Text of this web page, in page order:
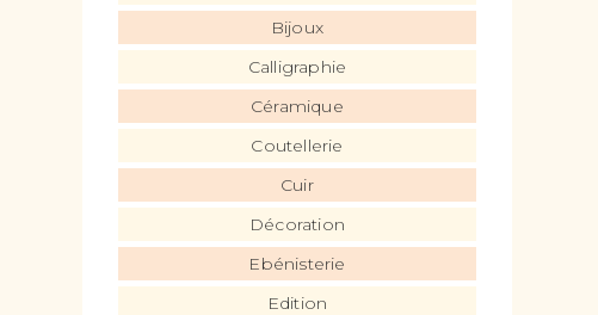
Bijoux
Calligraphie
Céramique
Coutellerie
Cuir
Décoration
Ebénisterie
Edition